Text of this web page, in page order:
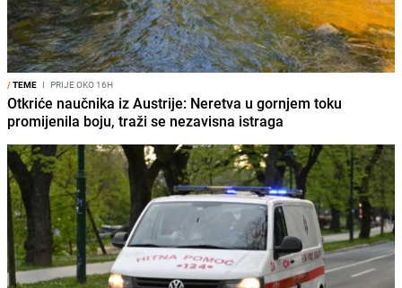
/TEME I PRIJE OKO 16H
Otkriće naučnika iz Austrije: Neretva u gornjem toku
promijenila boju, traži se nezavisna istraga